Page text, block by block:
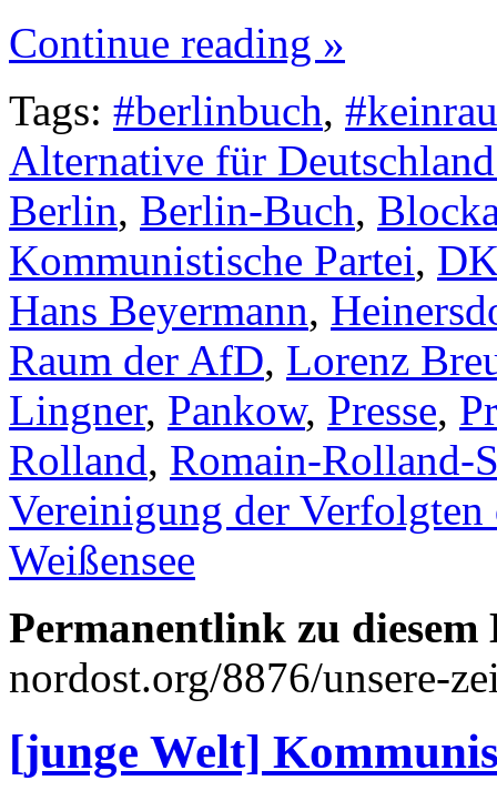
Continue reading »
Tags: #berlinbuch,
Alternative für
Berlin, Berlin-Buch,
Kommunistische Partei,
Hans Beyermann,
Raum der AfD, Lorenz
Lingner, Pankow, Presse,
Rolland, Romain-Rolland-
Vereinigung der Verfolgten
Weißensee
Permanentlink zu
nordost.org/8876/unsere-
[junge Welt]